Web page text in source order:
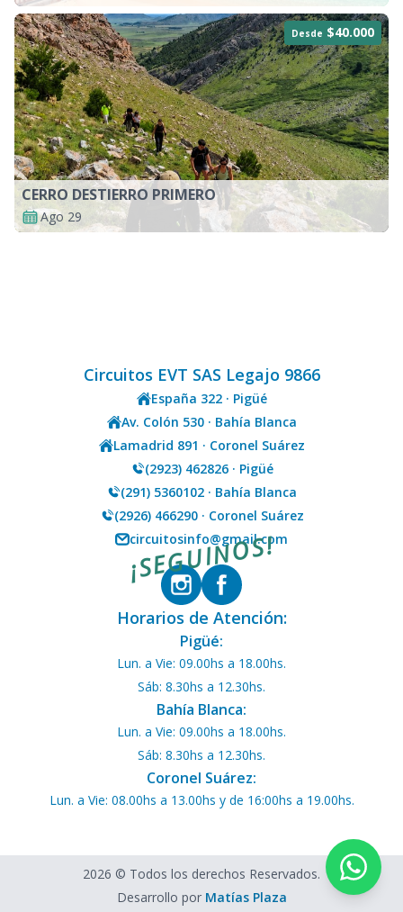
Desde $40.000
CERRO DESTIERRO PRIMERO
Ago 29
Horarios de Atención:
Pigüé:
Lun. a Vie: 09.00hs a 18.00hs.
Sáb: 8.30hs a 12.30hs.
Bahía Blanca:
Lun. a Vie: 09.00hs a 18.00hs.
Sáb: 8.30hs a 12.30hs.
Coronel Suárez:
Lun. a Vie: 08.00hs a 13.00hs y de 16:00hs a 19.00hs.
¡SEGUINOS!
Circuitos EVT SAS Legajo 9866
España 322 · Pigüé
Av. Colón 530 · Bahía Blanca
Lamadrid 891 · Coronel Suárez
(2923) 462826 · Pigüé
(291) 5360102 · Bahía Blanca
(2926) 466290 · Coronel Suárez
circuitosinfo@gmail.com
2026 © Todos los derechos Reservados.
Desarrollo por Matías Plaza